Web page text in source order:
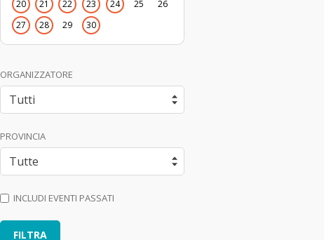
20
21 22 23 24 25
26
27
28 29 30
ORGANIZZATORE
PROVINCIA
INCLUDI EVENTI PASSATI